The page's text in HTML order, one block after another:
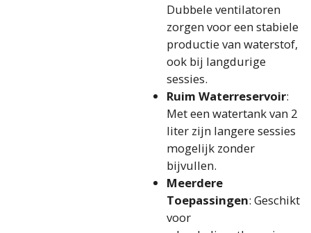
Dubbele ventilatoren
zorgen voor een stabiele
productie van waterstof,
ook bij langdurige
sessies.
Ruim Waterreservoir:
Met een watertank van 2
liter zijn langere sessies
mogelijk zonder
bijvullen.
Meerdere
Toepassingen: Geschikt
voor